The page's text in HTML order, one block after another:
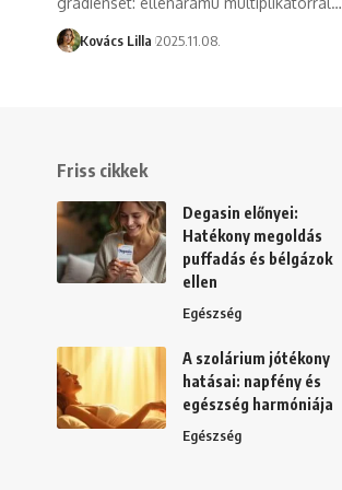
Kovács Lilla 2025.11.08.
Friss cikkek
Degasin előnyei:
Hatékony megoldás
puffadás és bélgázok
ellen
Egészség
A szolárium jótékony
hatásai: napfény és
egészség harmóniája
Egészség